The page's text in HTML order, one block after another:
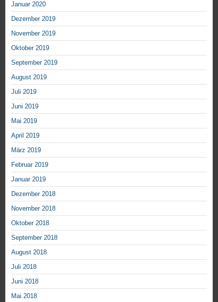
Januar 2020
Dezember 2019
November 2019
Oktober 2019
September 2019
August 2019
Juli 2019
Juni 2019
Mai 2019
April 2019
März 2019
Februar 2019
Januar 2019
Dezember 2018
November 2018
Oktober 2018
September 2018
August 2018
Juli 2018
Juni 2018
Mai 2018